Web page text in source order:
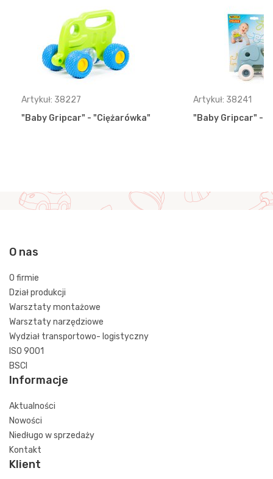
Artykuł: 38227
"Baby Gripcar" - "Ciężarówka"
Artykuł: 38241
"Baby Gripcar" -
O nas
O firmie
Dział produkcji
Warsztaty montażowe
Warsztaty narzędziowe
Wydział transportowo- logistyczny
ISO 9001
BSCI
Informacje
Aktualności
Nowości
Niedługo w sprzedaży
Kontakt
Klient